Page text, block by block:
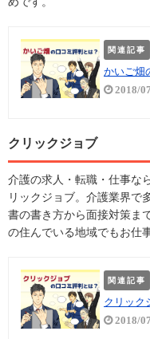
関連記事
かいご畑
2018/
クリックジョブ
介護の求人・転職・仕事な
リックジョブ。介護業界で
書の書き方から面接対策ま
の住んでいる地域でもお仕
関連記事
クリック
2018/